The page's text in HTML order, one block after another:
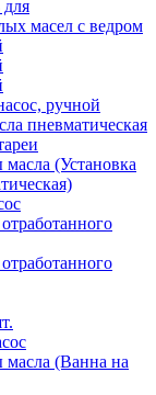
для
масел с ведром
ручной
пневматическая
(Установка
масла (Ванна на